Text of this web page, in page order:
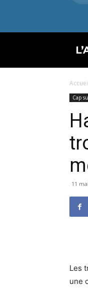
Cap
11
Les
une